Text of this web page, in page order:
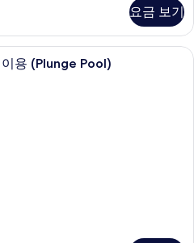
요금 보기
용 (Plunge Pool)